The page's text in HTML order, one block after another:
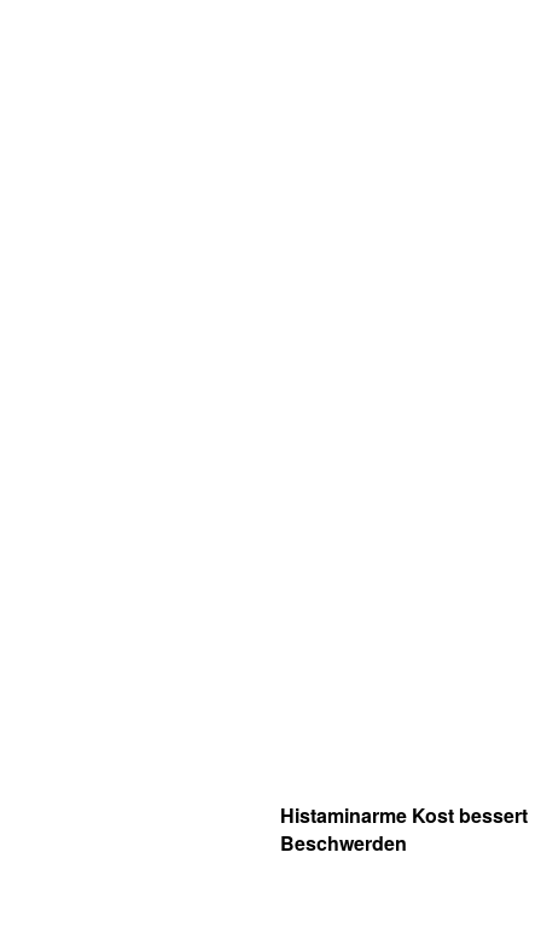
Histaminarme Kost bessert
Beschwerden